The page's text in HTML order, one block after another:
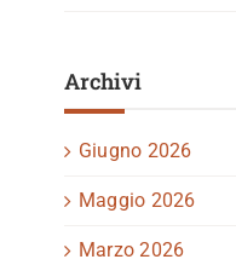
Archivi
Giugno 2026
Maggio 2026
Marzo 2026